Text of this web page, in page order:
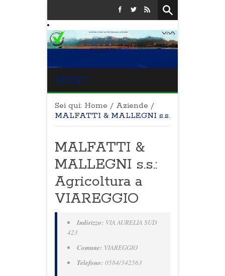
MENU
Sei qui: Home / Aziende /
MALFATTI & MALLEGNI s.s.
MALFATTI &
MALLEGNI s.s.:
Agricoltura a
VIAREGGIO
Indirizzo: VIA AURELIA SUD
423
Comune: VIAREGGIO
Telefono: 0584/342563